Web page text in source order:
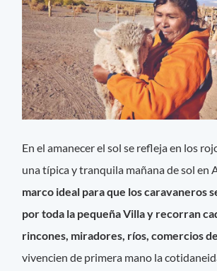
En el amanecer el sol se refleja en los
una típica y tranquila mañana de sol en
marco ideal para que los caravaneros
por toda la pequeña Villa y recorran
rincones, miradores, ríos, comercios
vivencien de primera mano la